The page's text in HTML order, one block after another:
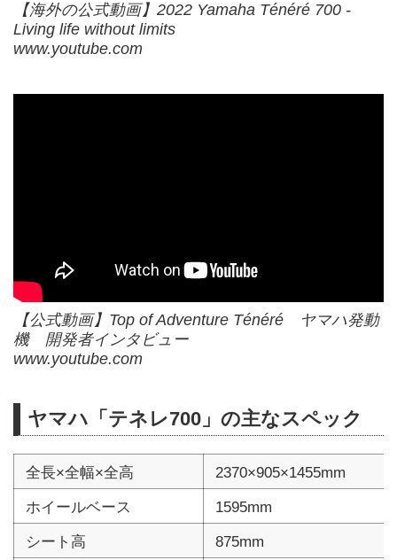
【海外の公式動画】2022 Yamaha Ténéré 700 -
Living life without limits
www.youtube.com
【公式動画】Top of Adventure Ténéré ヤマハ発動
機 開発者インタビュー
www.youtube.com
ヤマハ「テネレ700」の主なスペック
全長×全幅×全高
2370×905×1455mm
ホイールベース
1595mm
シート高
875mm